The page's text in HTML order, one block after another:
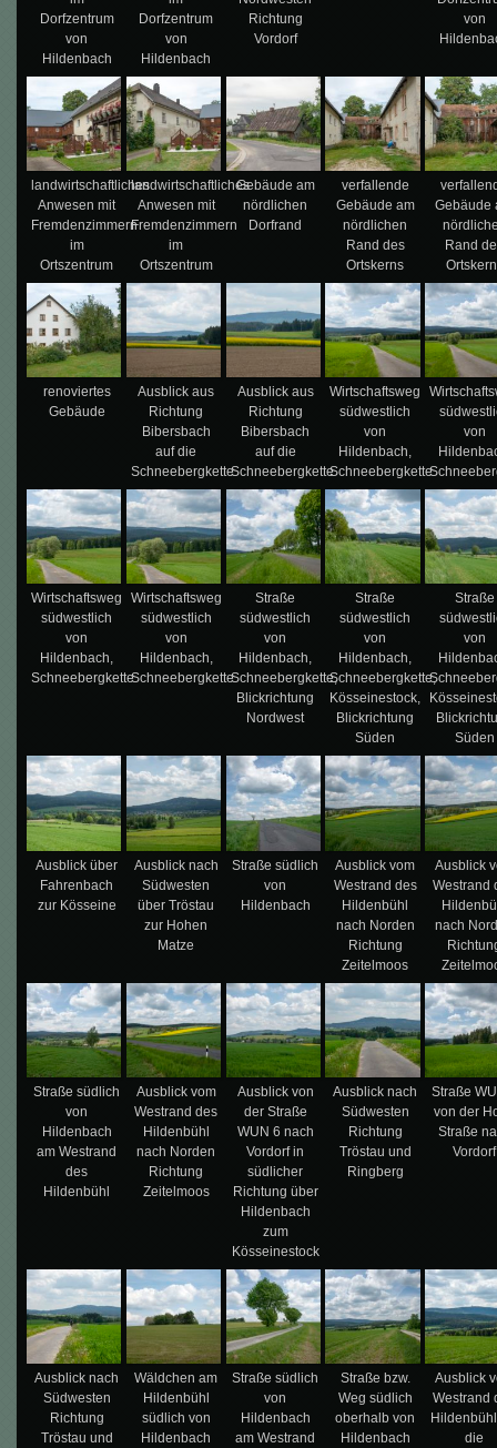
Dorfzentrum
von
Hildenbach
Dorfzentrum
von
Hildenbach
Richtung
Vordorf
von
landwirtschaftliches
Anwesen mit
Fremdenzimmern
im
Ortszentrum
landwirtschaftliches
Anwesen mit
Fremdenzimmern
im
Ortszentrum
Gebäude am
nördlichen
Dorfrand
verfallende
Gebäude am
nördlichen
Rand des
Ortskerns
Gebäude
Rand
renoviertes
Gebäude
Ausblick aus
Richtung
Bibersbach
auf die
Schneebergkette
Ausblick aus
Richtung
Bibersbach
auf die
Schneebergkette
Wirtschaftsweg
südwestlich
von
Hildenbach,
Schneebergkette
von
Wirtschaftsweg
südwestlich
von
Hildenbach,
Schneebergkette
Wirtschaftsweg
südwestlich
von
Hildenbach,
Schneebergkette
Straße
südwestlich
von
Hildenbach,
Schneebergkette,
Blickrichtung
Nordwest
Straße
südwestlich
von
Hildenbach,
Schneebergkette,
Kösseinestock,
Blickrichtung
Süden
Straße
von
Süden
Ausblick über
Fahrenbach
zur Kösseine
Ausblick nach
Südwesten
über Tröstau
zur Hohen
Matze
Straße südlich
von
Hildenbach
Ausblick vom
Westrand des
Hildenbühl
nach Norden
Richtung
Zeitelmoos
Ausblick
Westrand
nach
Straße südlich
von
Hildenbach
am Westrand
des
Hildenbühl
Ausblick vom
Westrand des
Hildenbühl
nach Norden
Richtung
Zeitelmoos
Ausblick von
der Straße
WUN 6 nach
Vordorf in
südlicher
Richtung über
Hildenbach
zum
Kösseinestock
Ausblick nach
Südwesten
Richtung
Tröstau und
Ringberg
Straße
von der
Straße
Vordorf
Ausblick nach
Südwesten
Richtung
Tröstau und
Wäldchen am
Hildenbühl
südlich von
Hildenbach
Straße südlich
von
Hildenbach
am Westrand
Straße bzw.
Weg südlich
oberhalb von
Hildenbach
Ausblick
Westrand
die